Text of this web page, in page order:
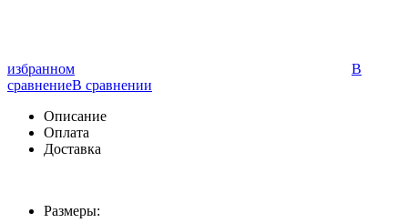
избранном
В
сравнениеВ сравнении
Описание
Оплата
Доставка
Размеры: